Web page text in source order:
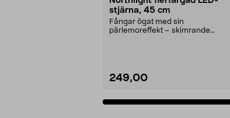
stjärna, 45 cm
Fångar ögat med sin
pärlemoreffekt – skimrande
249,00